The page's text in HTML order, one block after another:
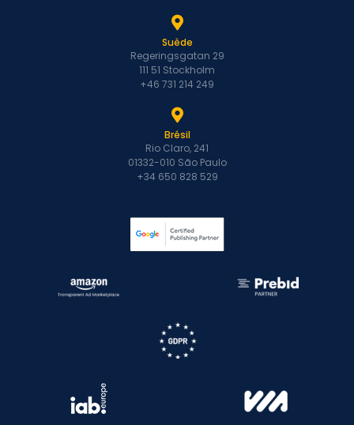
Suède
Regeringsgatan 29
111 51 Stockholm
+46 731 214 249
Brésil
Rio Claro, 241
01332-010 São Paulo
+34 650 828 529